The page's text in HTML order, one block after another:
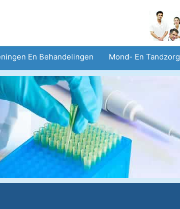
En Behandelingen Mond- En Tandzorg
Volksgezondheid En Veiligheid